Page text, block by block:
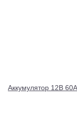
Аккумулятор 12В